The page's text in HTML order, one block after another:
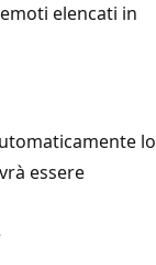
elencati in
lo
essere